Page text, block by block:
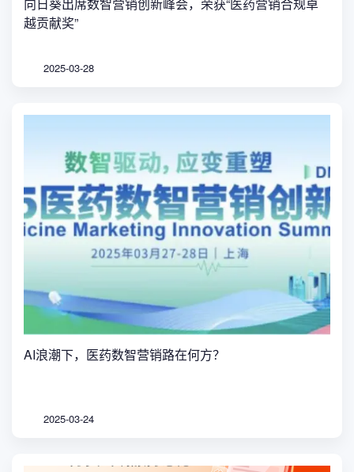
越贡献奖”
2025-03-28
AI浪潮下，医药数智营销路在何方？
2025-03-24